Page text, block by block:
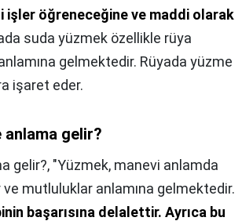
işler öğreneceğine ve maddi olarak
suda yüzmek özellikle rüya
gelmektedir. Rüyada yüzme
işaret eder.
anlama gelir?
gelir?, "Yüzmek, manevi anlamda
mutluluklar anlamına gelmektedir.
başarısına delalettir. Ayrıca bu